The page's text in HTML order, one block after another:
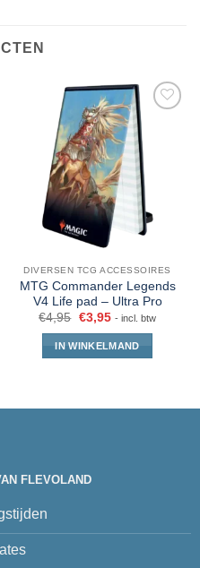
DIVERSEN TCG ACCESSOIRES
MTG Commander Legends
V4 Life pad – Ultra Pro
€4,95 €3,95 - incl. btw
IN WINKELMAND
FLEVOLAND